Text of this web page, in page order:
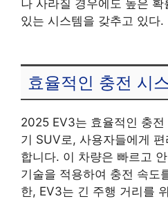
나 사라질 경우에도 높은
있는 시스템을 갖추고 있다.
효율적인 충전 시
2025 EV3는 효율적인 충
기 SUV로, 사용자들에게
합니다. 이 차량은 빠르고
기술을 적용하여 충전 속도
한, EV3는 긴 주행 거리를